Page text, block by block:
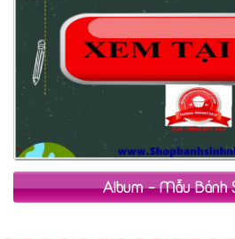
Album - Mẫu Bánh